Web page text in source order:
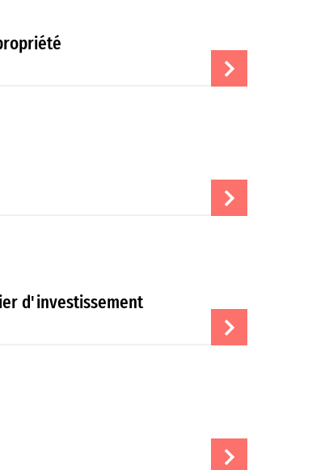
d'investissement